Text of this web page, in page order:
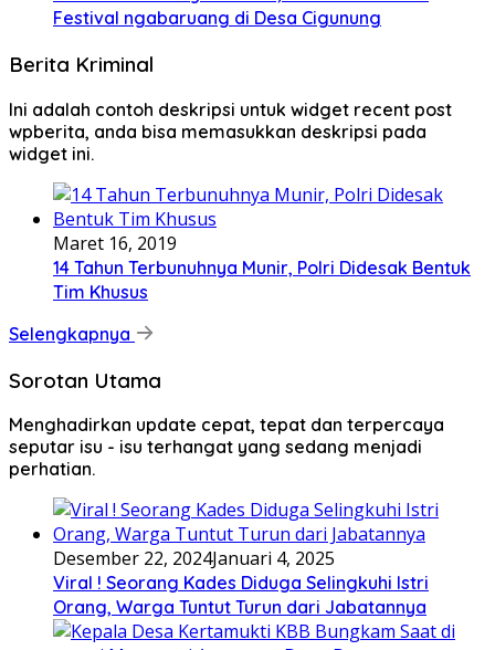
Festival ngabaruang di Desa Cigunung
Berita Kriminal
Ini adalah contoh deskripsi untuk widget recent post
wpberita, anda bisa memasukkan deskripsi pada
widget ini.
Maret 16, 2019
14 Tahun Terbunuhnya Munir, Polri Didesak Bentuk
Tim Khusus
Selengkapnya
Sorotan Utama
Menghadirkan update cepat, tepat dan terpercaya
seputar isu - isu terhangat yang sedang menjadi
perhatian.
Desember 22, 2024Januari 4, 2025
Viral ! Seorang Kades Diduga Selingkuhi Istri
Orang, Warga Tuntut Turun dari Jabatannya